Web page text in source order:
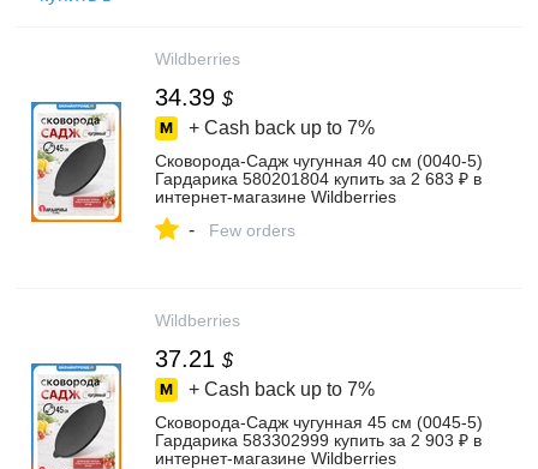
Wildberries
34.39 $
+ Cash back up to 7%
Сковорода-Садж чугунная 40 см (0040-5)
Гардарика 580201804 купить за 2 683 ₽ в
интернет‑магазине Wildberries
- Few orders
Wildberries
37.21 $
+ Cash back up to 7%
Сковорода-Садж чугунная 45 см (0045-5)
Гардарика 583302999 купить за 2 903 ₽ в
интернет‑магазине Wildberries